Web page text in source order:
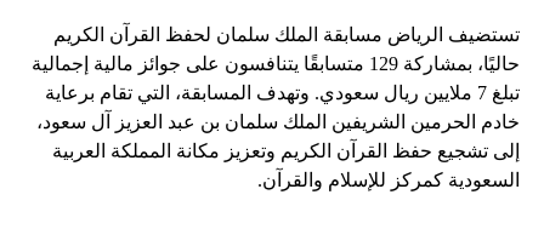
تستضيف الرياض مسابقة الملك سلمان لحفظ القرآن الكريم
حاليًا، بمشاركة 129 متسابقًا يتنافسون على جوائز مالية إجمالية
تبلغ 7 ملايين ريال سعودي. وتهدف المسابقة، التي تقام برعاية
خادم الحرمين الشريفين الملك سلمان بن عبد العزيز آل سعود،
إلى تشجيع حفظ القرآن الكريم وتعزيز مكانة المملكة العربية
السعودية كمركز للإسلام والقرآن.